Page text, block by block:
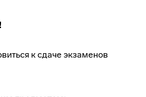
к сдаче экзаменов